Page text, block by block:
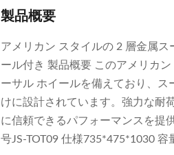
製品概要
アメリカン スタイルの 2 層金属
ール付き 製品概要 このアメリカ
ーサル ホイールを備えており、
けに設計されています。強力な耐
に信頼できるパフォーマンスを提
号JS-TOT09 仕様735*475*1030